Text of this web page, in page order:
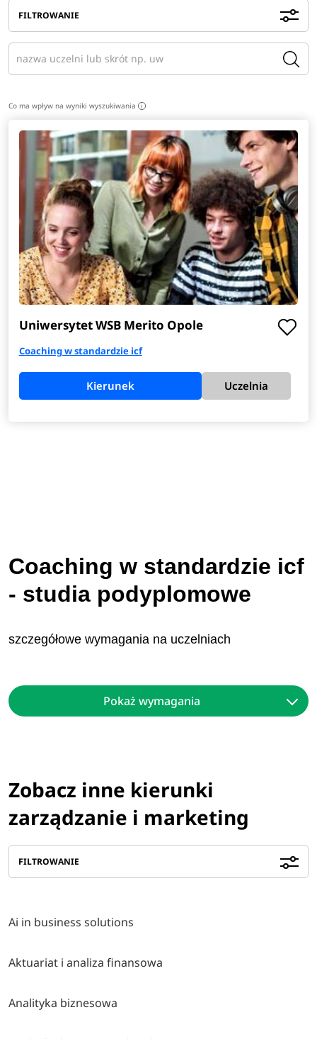
FILTROWANIE
Co ma wpływ na wyniki wyszukiwania i
Uniwersytet WSB Merito Opole
Coaching w standardzie icf
Kierunek Uczelnia
Coaching w standardzie icf
- studia podyplomowe
szczegółowe wymagania na uczelniach
Pokaż wymagania
Zobacz inne kierunki
zarządzanie i marketing
FILTROWANIE
Ai in business solutions
Aktuariat i analiza finansowa
Analityka biznesowa